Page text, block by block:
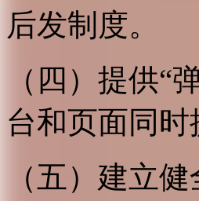
后发制度。
（四）提供“
台和页面同
（五）建立